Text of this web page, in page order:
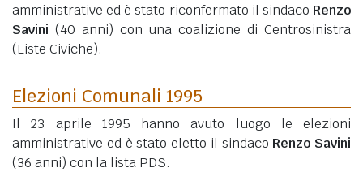
amministrative ed è stato riconfermato il sindaco Renzo
Savini (40 anni) con una coalizione di Centrosinistra
(Liste Civiche).
Elezioni Comunali 1995
Il 23 aprile 1995 hanno avuto luogo le elezioni
amministrative ed è stato eletto il sindaco Renzo Savini
(36 anni) con la lista PDS.